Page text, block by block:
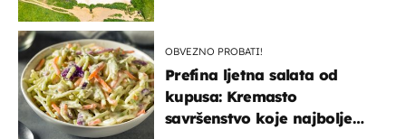
OBVEZNO PROBATI!
Prefina ljetna salata od
kupusa: Kremasto
savršenstvo koje najbolje